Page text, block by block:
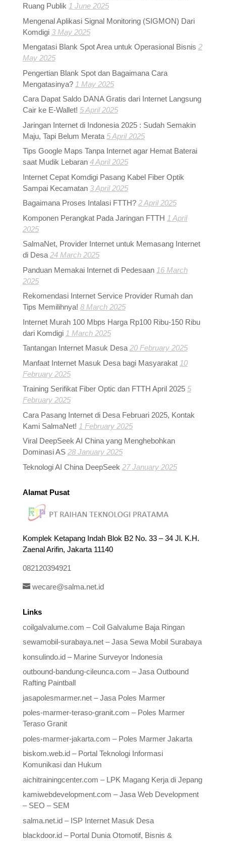
Ruang Publik 1 June 2025
Mengenal Aplikasi Signal Monitoring (SIGMON) Dari
Komdigi 3 May 2025
Mengatasi Blank Spot Area untuk Operasional Bisnis 2
May 2025
Pengertian Blank Spot dan Bagaimana Cara
Mengatasinya? 1 May 2025
Cara Dapat Saldo DANA Gratis dari Internet Langsung
Cair ke E-Wallet! 5 April 2025
Jaringan Internet di Indonesia 2025 : Sudah Semakin
Maju, Tapi Belum Merata 5 April 2025
Tips Google Maps Tanpa Internet agar Hemat Baterai
saat Mudik Lebaran 4 April 2025
Internet Cepat Komdigi Pasang Kabel Fiber Optik
Sampai Kecamatan 3 April 2025
Bagaimana Proses Intalasi FTTH? 2 April 2025
Komponen Perangkat Pada Jaringan FTTH 1 April
2025
SalmaNet, Provider Internet untuk Memasang Internet
di Desa 24 March 2025
Panduan Memakai Internet di Pedesaan 16 March
2025
Rekomendasi Internet Service Provider Rumah dan
Tips Memilihnya! 8 March 2025
Internet Murah 100 Mbps Harga Rp100 Ribu-150 Ribu
dari Komdigi 1 March 2025
Tantangan Internet Masuk Desa 20 February 2025
Manfaat Internet Masuk Desa bagi Masyarakat 10
February 2025
Training Serifikat Fiber Optic dan FTTH April 2025 5
February 2025
Cara Pasang Internet di Desa Februari 2025, Kontak
Kami SalmaNet! 1 February 2025
Viral DeepSeek AI China yang Menghebohkan
Dominasi AS 28 January 2025
Teknologi AI China DeepSeek 27 January 2025
Alamat Pusat
Komplek Ketapang Indah Blok B2 No. 33 – 34 Jl. K.H.
Zaenal Arifin, Jakarta 11140
082120394921
wecare@salma.net.id
Links
coilgalvalume.com – Coil Galvalume Baja Ringan
sewamobil-surabaya.net – Jasa Sewa Mobil Surabaya
konsulindo.id – Marine Surveyor Indonesia
outbound-bandung-cileunca.com – Jasa Outbound
Rafting Paintball
jasapolesmarmer.net – Jasa Poles Marmer
poles-marmer-teraso-granit.com – Poles Marmer
Teraso Granit
poles-marmer-jakarta.com – Poles Marmer Jakarta
biskom.web.id – Portal Teknologi Informasi
Komunikasi dan Hukum
aichitrainingcenter.com – LPK Magang Kerja di Jepang
kamiwebdevelopment.com – Jasa Web Development
– SEO – SEM
salma.net.id – ISP Internet Masuk Desa
blackdoor.id – Portal Dunia Otomotif, Bisnis &